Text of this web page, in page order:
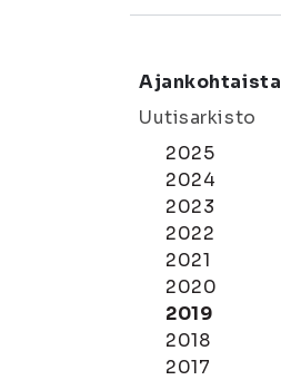
Ajankohtaista
Uutisarkisto
2025
2024
2023
2022
2021
2020
2019
2018
2017